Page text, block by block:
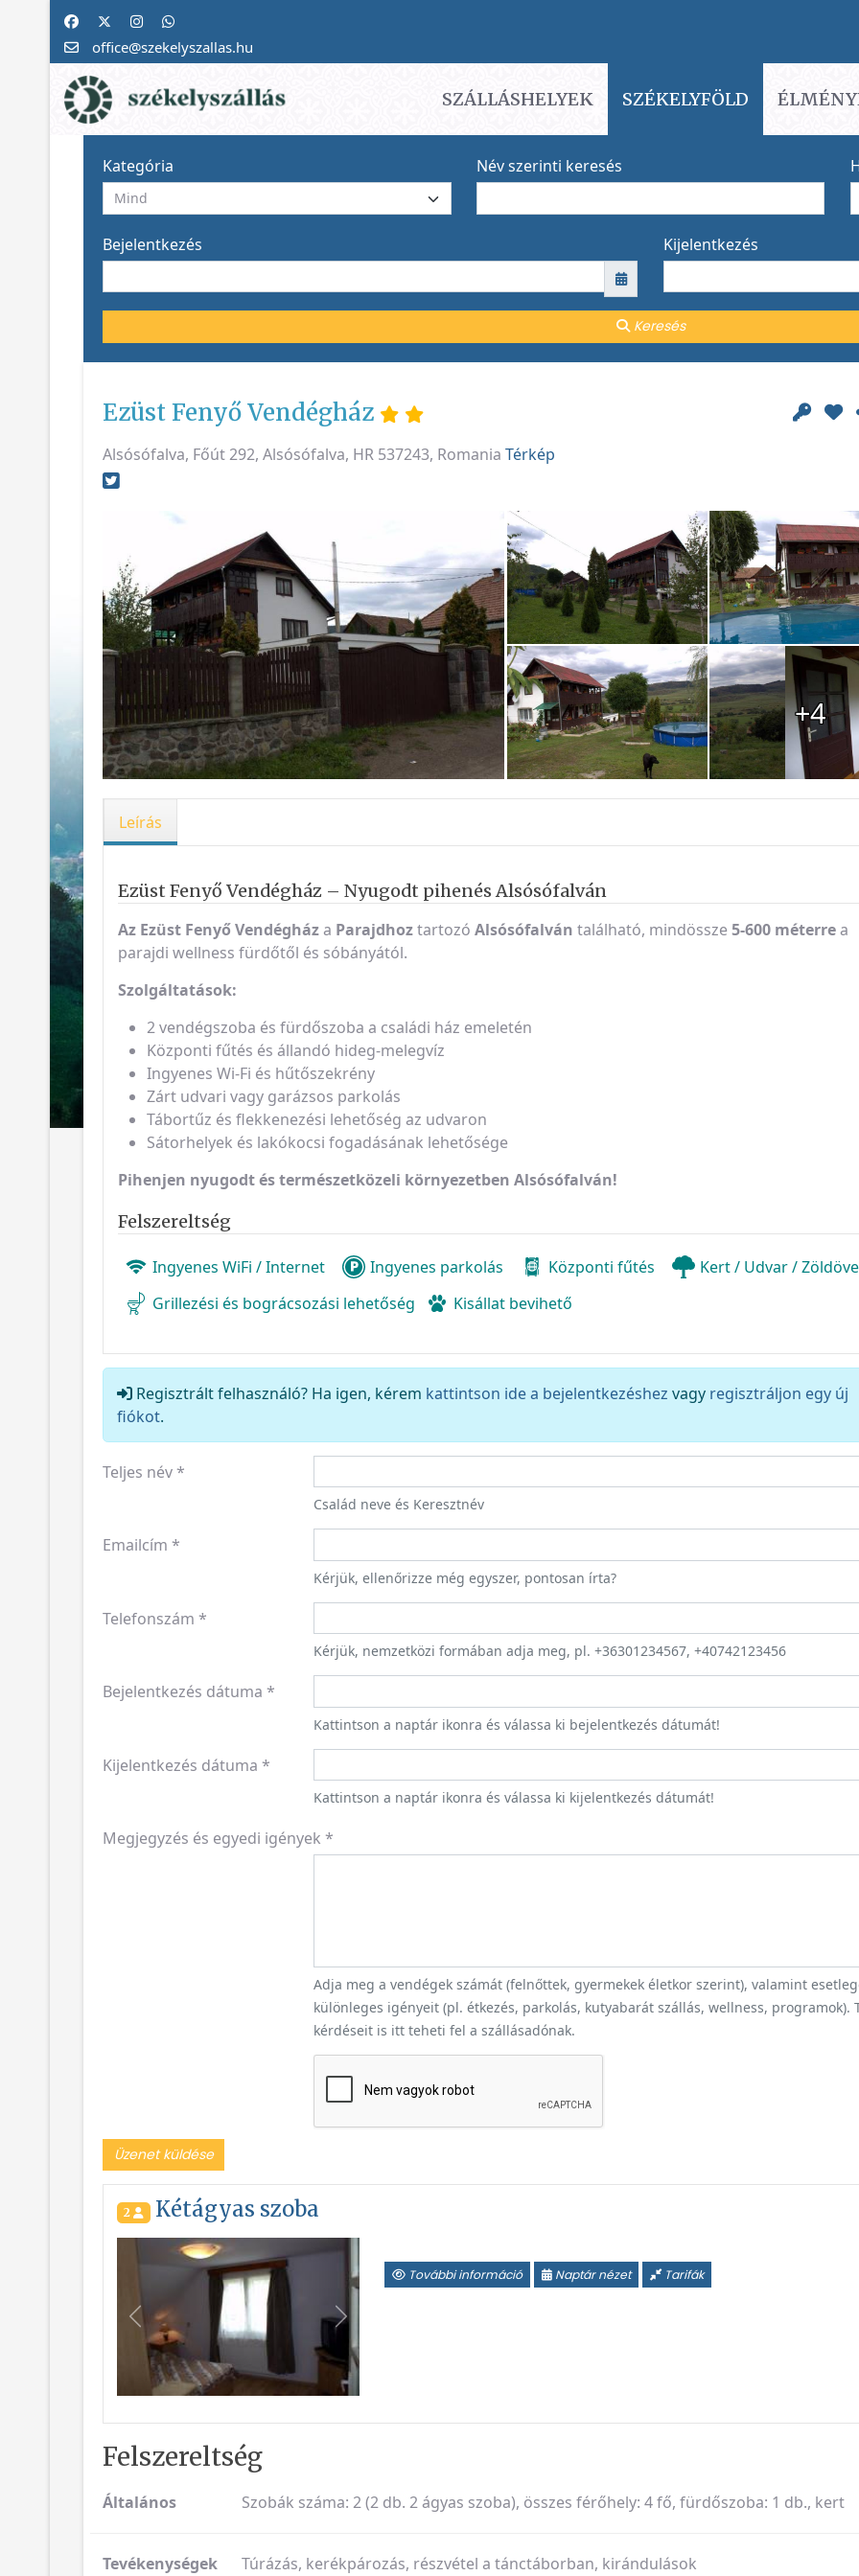
office@szekelyszallas.hu
SZÁLLÁSHELYEK SZÉKELYFÖLD
Kategória Név szerinti keresés
Bejelentkezés Kijelentkezés
Keresés
Ezüst Fenyő Vendégház
Alsósófalva, Főút 292, Alsósófalva, HR 537243, Romania Térkép
+4
Leírás
Ezüst Fenyő Vendégház – Nyugodt pihenés Alsósófalván
Az Ezüst Fenyő Vendégháza Parajdhoztartozó Alsósófalván található, mindössze 5-600 méterrea
parajdi wellness fürdőtől és sóbányától.
Szolgáltatások:
2 vendégszoba és fürdőszoba a családi ház emeletén
Központi fűtés és állandó hideg-melegvíz
Ingyenes Wi-Fi és hűtőszekrény
Zárt udvari vagy garázsos parkolás
Tábortűz és flekkenezési lehetőség az udvaron
Sátorhelyek és lakókocsi fogadásának lehetősége
Pihenjen nyugodt és természetközeli környezetben Alsósófalván!
Felszereltség
Ingyenes WiFi / Internet Ingyenes parkolás Központi fűtés
Kert / Udvar /
Grillezési és bográcsozási lehetőség
Kisállat bevihető
Regisztrált felhasználó? Ha igen, kérem kattintson ide a bejelentkezéshez vagy regisztráljon egy új
fiókot.
Teljes név*
Család neve és Keresztnév
Emailcím *
Kérjük, ellenőrizze még egyszer, pontosan írta?
Telefonszám *
Kérjük, nemzetközi formában adja meg, pl. +36301234567, +40742123456
Bejelentkezés dátuma *
Kattintson a naptár ikonra és válassa ki bejelentkezés dátumát!
Kijelentkezés dátuma *
Kattintson a naptár ikonra és válassa ki kijelentkezés dátumát!
Megjegyzés és egyedi igények *
Adja meg a vendégek számát (felnőttek, gyermekek életkor szerint), valamint
különleges igényeit (pl. étkezés, parkolás, kutyabarát szállás, wellness, programok).
kérdéseit is itt teheti fel a szállásadónak.
Üzenet küldése
2 Kétágyas szoba
Vissza Következő
További információ Naptár nézet Tarifák
Felszereltség
Általános Szobák száma: 2 (2 db. 2 ágyas szoba), összes férőhely: 4 fő, fürdőszoba: 1 db., kert
Tevékenységek Túrázás, kerékpározás, részvétel a tánctáborban, kirándulások